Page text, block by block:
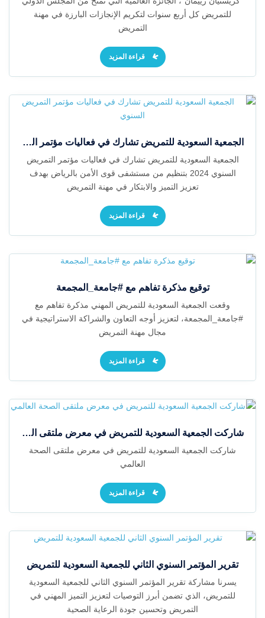
للتمريض كل أربع سنوات لتكريم الإنجازات البارزة في مهنة
التمريض
قراءة المزيد
الجمعية السعودية للتمريض تشارك في فعاليات مؤتمر التمريض السنوي
الجمعية السعودية للتمريض تشارك في فعاليات مؤتمر التمريض
السنوي 2024 بتنظيم من مستشفى قوى الأمن بالرياض بهدف
تعزيز التميز والابتكار في مهنة التمريض
قراءة المزيد
توقيع مذكرة تفاهم مع #جامعة_المجمعة
وقعت الجمعية السعودية للتمريض المهني مذكرة تفاهم مع
#جامعة_المجمعة، لتعزيز أوجه التعاون والشراكة الاستراتيجية في
مجال مهنة التمريض
قراءة المزيد
شاركت الجمعية السعودية للتمريض في معرض ملتقى الصحة العالمي
شاركت الجمعية السعودية للتمريض في معرض ملتقى الصحة
العالمي
قراءة المزيد
تقرير المؤتمر السنوي الثاني للجمعية السعودية للتمريض
يسرنا مشاركة تقرير المؤتمر السنوي الثاني للجمعية السعودية
للتمريض، الذي تضمن أبرز التوصيات لتعزيز التميز المهني في
التمريض وتحسين جودة الرعاية الصحية